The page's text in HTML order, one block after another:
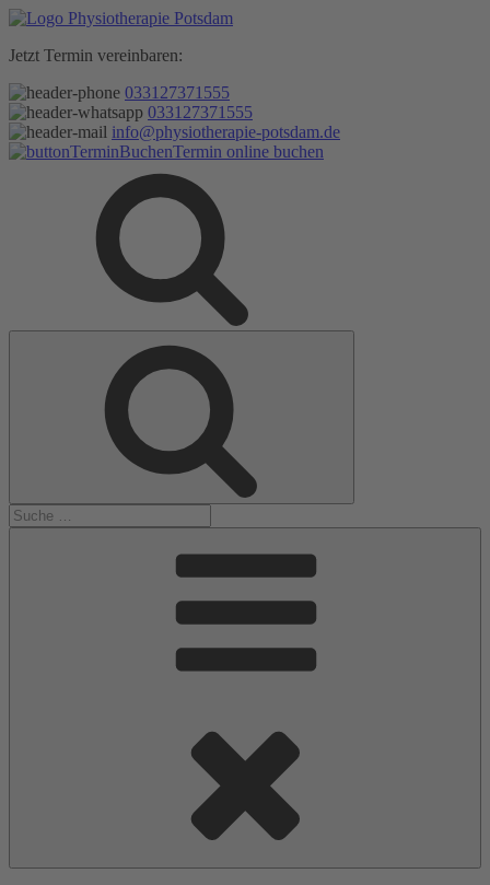
Zum
springen
Jetzt Termin vereinbaren:
033127371555
033127371555
info@physiotherapie-potsdam.de
Termin online buchen